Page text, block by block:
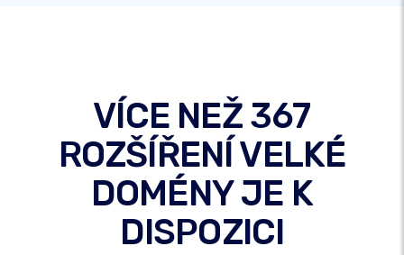
VÍCE NEŽ 367
ROZŠÍŘENÍ VELKÉ
DOMÉNY JE K
DISPOZICI